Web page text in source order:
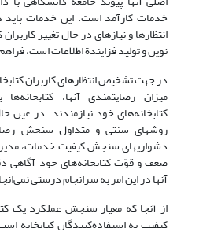
خدمات کارآمد است. این خدمات
انتظارها و نیازهای در حال تغییر
نوین و تولید فزایندة اطلاعات است،
در جهت تشخیص انتظارهای کاربران
میزان رضایتمندی آنها،
کتابخانه‌های خود نیازمندند. در عین
روشهای سنتی و متداول سنجش
دشواریهای سنجش کیفیت خدمات،
ضعف و قوّت کتابخانه‌های خود آگاهی
آنها در این امر به سرانجام درستی
از آنجا که معیار سنجش عملکرد یک
کیفیت به استفاده‌کنندگان کتابخانه